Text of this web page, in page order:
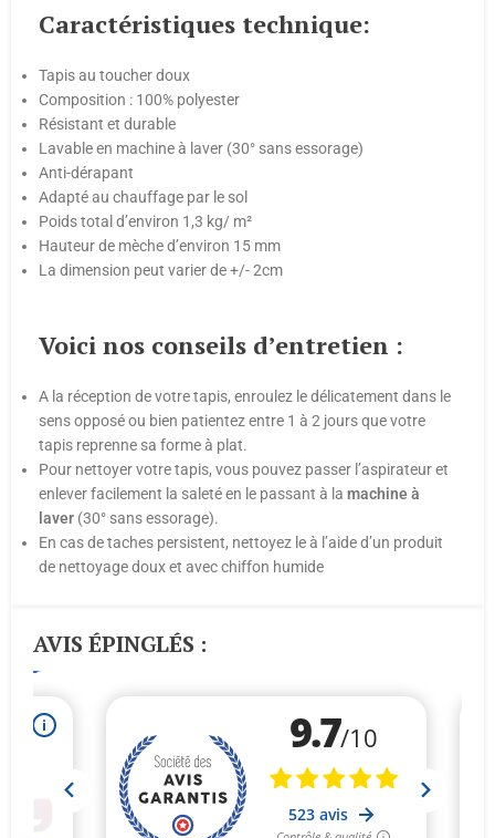
Caractéristiques technique:
Tapis au toucher doux
Composition : 100% polyester
Résistant et durable
Lavable en machine à laver (30° sans essorage)
Anti-dérapant
Adapté au chauffage par le sol
Poids total d’environ 1,3 kg/ m²
Hauteur de mèche d’environ 15 mm
La dimension peut varier de +/- 2cm
Voici nos conseils d’entretien :
A la réception de votre tapis, enroulez le délicatement dans le
sens opposé ou bien patientez entre 1 à 2 jours que votre
tapis reprenne sa forme à plat.
Pour nettoyer votre tapis, vous pouvez passer l’aspirateur et
enlever facilement la saleté en le passant à la machine à
laver (30° sans essorage).
En cas de taches persistent, nettoyez le à l’aide d’un produit
de nettoyage doux et avec chiffon humide
AVIS ÉPINGLÉS :